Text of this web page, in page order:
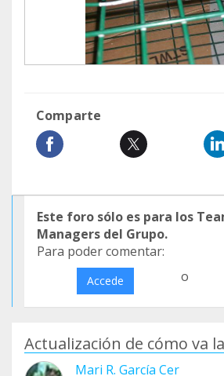
Comparte
Este foro sólo es para los
Managers del Grupo.
Para poder comentar:
Accede o
Actualización de cómo va
Mari R. García Cer